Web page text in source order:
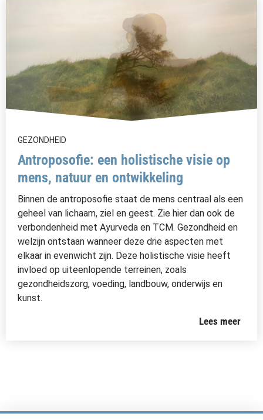
GEZONDHEID
Antroposofie: een holistische visie op
mens, natuur en ontwikkeling
Binnen de antroposofie staat de mens centraal als een
geheel van lichaam, ziel en geest. Zie hier dan ook de
verbondenheid met Ayurveda en TCM. Gezondheid en
welzijn ontstaan wanneer deze drie aspecten met
elkaar in evenwicht zijn. Deze holistische visie heeft
invloed op uiteenlopende terreinen, zoals
gezondheidszorg, voeding, landbouw, onderwijs en
kunst.
Lees meer